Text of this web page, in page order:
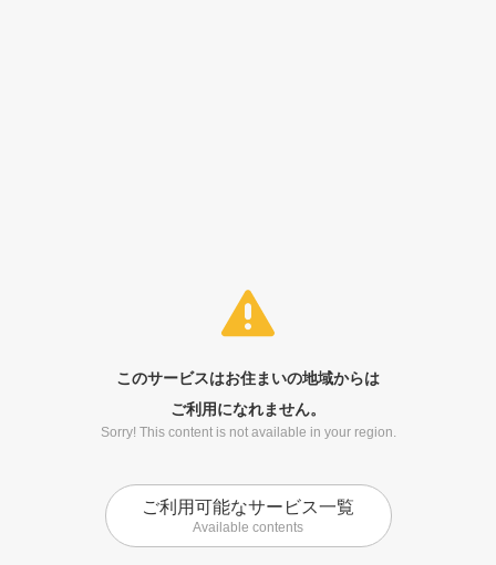
このサービスはお住まいの地域からは
ご利用になれません。
Sorry! This content is not available in your region.
ご利用可能なサービス一覧
Available contents